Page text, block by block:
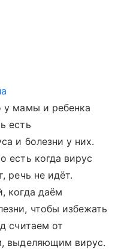
у мамы и ребенка
есть
и болезни у них.
есть когда вирус
речь не идёт.
когда даём
чтобы избежать
считаем от
выделяющим вирус.